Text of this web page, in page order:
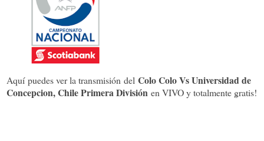
Aquí puedes ver la transmisión del Colo Colo Vs Universidad de
Concepcion, Chile Primera División en VIVO y totalmente gratis!